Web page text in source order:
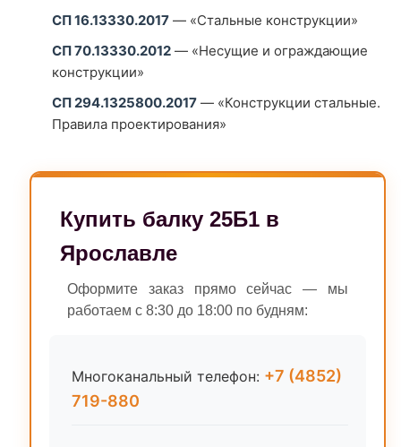
СП 16.13330.2017 — «Стальные конструкции»
СП 70.13330.2012 — «Несущие и ограждающие
конструкции»
СП 294.1325800.2017 — «Конструкции стальные.
Правила проектирования»
Купить балку 25Б1 в
Ярославле
Оформите заказ прямо сейчас — мы
работаем с 8:30 до 18:00 по будням:
Многоканальный телефон: +7 (4852)
719-880